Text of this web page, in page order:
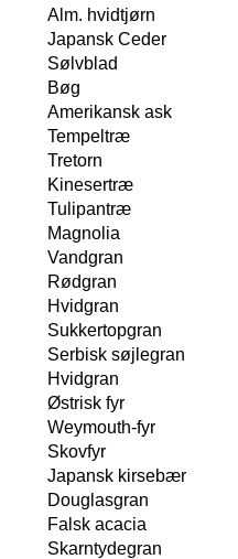
Alm. hvidtjørn
Japansk Ceder
Sølvblad
Bøg
Amerikansk ask
Tempeltræ
Tretorn
Kinesertræ
Tulipantræ
Magnolia
Vandgran
Rødgran
Hvidgran
Sukkertopgran
Serbisk søjlegran
Hvidgran
Østrisk fyr
Weymouth-fyr
Skovfyr
Japansk kirsebær
Douglasgran
Falsk acacia
Skarntydegran